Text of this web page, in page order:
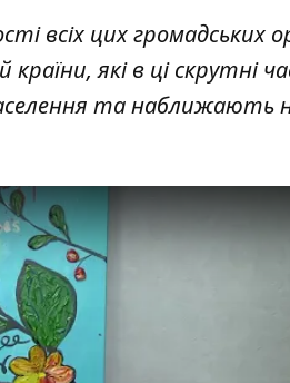
всіх цих громадських
які в ці скрутні
та наближають